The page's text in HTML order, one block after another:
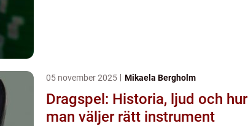
05 november 2025 Mikaela Bergholm
Dragspel: Historia, ljud och hur
man väljer rätt instrument